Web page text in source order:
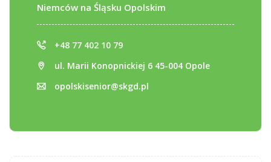
Niemców na Śląsku Opolskim
+48 77 402 10 79
ul. Marii Konopnickiej 6 45-004 Opole
opolskisenior@skgd.pl